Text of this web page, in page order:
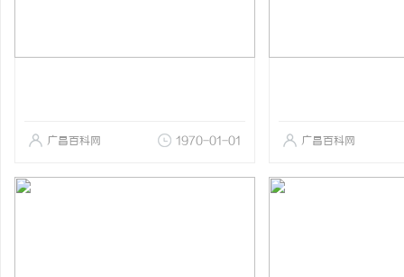
广昌百科网 1970-01-01 广昌百科网